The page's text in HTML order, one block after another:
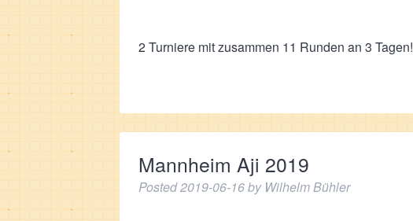
2 Turniere mit zusammen 11 Runden an 3 Tagen!
Mannheim Aji 2019
Posted2019-06-16by Wilhelm Bühler